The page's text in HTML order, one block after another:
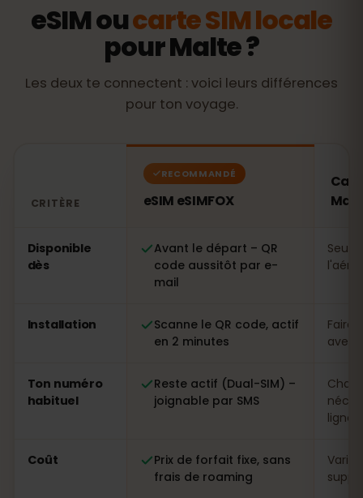
eSIM oucarte SIM locale
pour Malte ?
Les deux te connectent : voici leurs différences
pour ton voyage.
CRITÈRE
RECOMMANDÉ
eSIM eSIMFOX
Disponible
dès
Avant le départ – QR
code aussitôt par e-
mail
Installation
Scanne le QR code, actif
en 2 minutes
Faire
avec
Ton numéro
habituel
Reste actif (Dual-SIM) –
joignable par SMS
ligne
Coût
Prix de forfait fixe, sans
frais de roaming